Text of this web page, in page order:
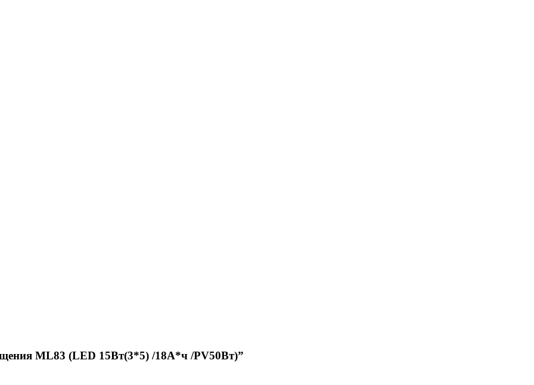
ML83 (LED 15Вт(3*5) /18А*ч /PV50Вт)”